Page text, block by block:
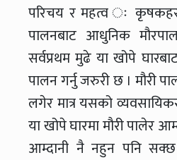
परिचय र महत्व ः
पालनबाट आधुनिक
सर्वप्रथम मुढे या खोपे
पालन गर्नु जरुरी छ । मौरी
लगेर मात्र यसको
या खोपे घारमा मौरी पालेर
आम्दानी नै नहुन पनि